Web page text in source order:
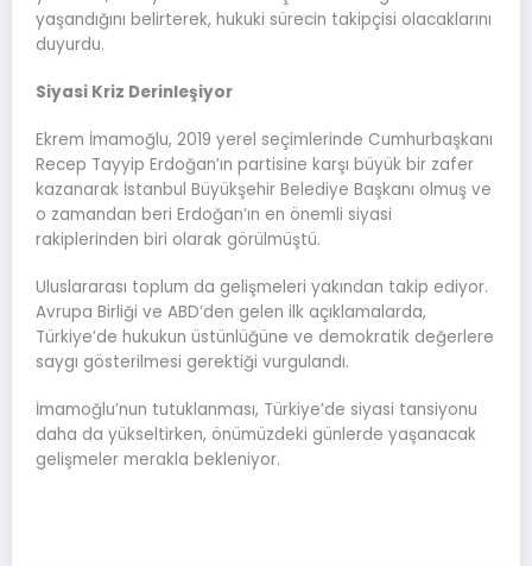
yaşandığını belirterek, hukuki sürecin takipçisi olacaklarını
duyurdu.
Siyasi Kriz Derinleşiyor
Ekrem İmamoğlu, 2019 yerel seçimlerinde Cumhurbaşkanı
Recep Tayyip Erdoğan’ın partisine karşı büyük bir zafer
kazanarak İstanbul Büyükşehir Belediye Başkanı olmuş ve
o zamandan beri Erdoğan’ın en önemli siyasi
rakiplerinden biri olarak görülmüştü.
Uluslararası toplum da gelişmeleri yakından takip ediyor.
Avrupa Birliği ve ABD’den gelen ilk açıklamalarda,
Türkiye’de hukukun üstünlüğüne ve demokratik değerlere
saygı gösterilmesi gerektiği vurgulandı.
İmamoğlu’nun tutuklanması, Türkiye’de siyasi tansiyonu
daha da yükseltirken, önümüzdeki günlerde yaşanacak
gelişmeler merakla bekleniyor.